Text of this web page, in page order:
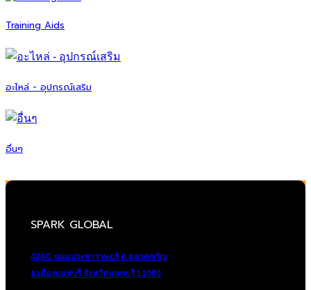
Training Aids
อะไหล่ - อุปกรณ์เสริม
อื่นๆ
SPARK GLOBAL
426/1 ถนนประชาราษฎร์ ต.ตลาดขวัญ
อ.เมืองนนทบุรี จังหวัดนนทบุรี 11000